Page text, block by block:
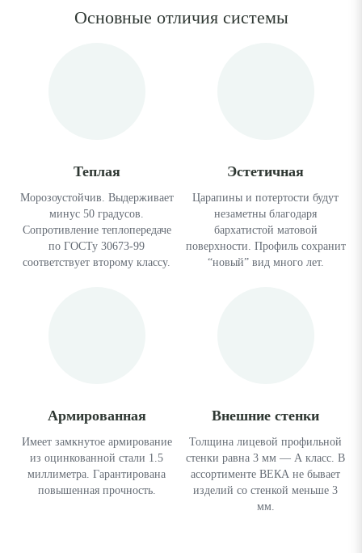
Основные отличия системы
Теплая
Морозоустойчив. Выдерживает
минус 50 градусов.
Сопротивление теплопередаче
по ГОСТу 30673-99
соответствует второму классу.
Эстетичная
Царапины и потертости будут
незаметны благодаря
бархатистой матовой
поверхности. Профиль сохранит
“новый” вид много лет.
Армированная
Имеет замкнутое армирование
из оцинкованной стали 1.5
миллиметра. Гарантирована
повышенная прочность.
Внешние стенки
Толщина лицевой профильной
стенки равна 3 мм — А класс. В
ассортименте ВЕКА не бывает
изделий со стенкой меньше 3
мм.